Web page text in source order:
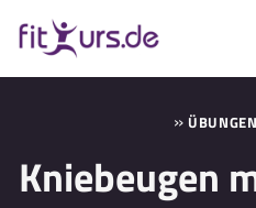
Inhalt
springen
» ÜBUNGEN
Kniebeugen